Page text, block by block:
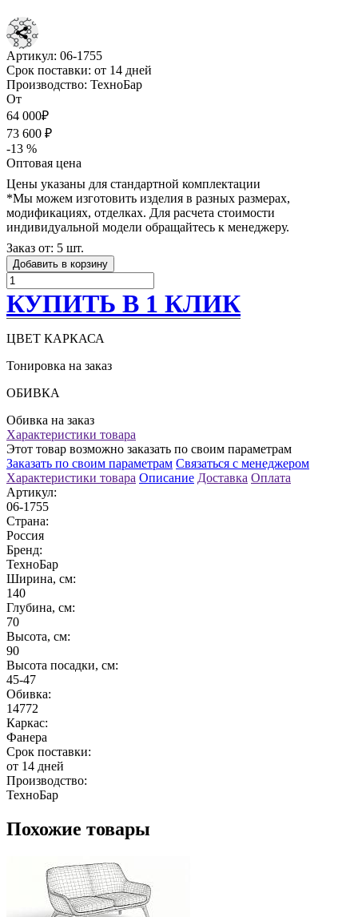
Артикул: 06-1755
Срок поставки: от 14 дней
Производство: ТехноБар
От
64 000₽
73 600 ₽
-13 %
Оптовая цена
Цены указаны для стандартной комплектации
*Мы можем изготовить изделия в разных размерах,
модификациях, отделках. Для расчета стоимости
индивидуальной модели обращайтесь к менеджеру.
Заказ от: 5 шт.
Добавить в корзину
КУПИТЬ В 1 КЛИК
ЦВЕТ КАРКАСА
Тонировка на заказ
ОБИВКА
Обивка на заказ
Характеристики товара
Этот товар возможно заказать по своим параметрам
Заказать по своим параметрам Связаться с менеджером
Характеристики товара Описание Доставка Оплата
Артикул:
06-1755
Страна:
Россия
Бренд:
ТехноБар
Ширина, см:
140
Глубина, см:
70
Высота, см:
90
Высота посадки, см:
45-47
Обивка:
14772
Каркас:
Фанера
Срок поставки:
от 14 дней
Производство:
ТехноБар
Похожие товары